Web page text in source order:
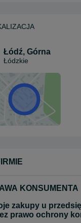
Łódź, Górna
Łódzkie
KONSUMENTA
zakupy u
prawo ochrony